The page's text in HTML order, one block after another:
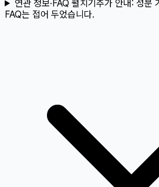
연관 정보·FAQ 펼치기추가 안내: 성분
FAQ는 접어 두었습니다.